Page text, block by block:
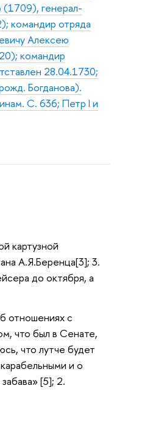
(1709), генерал-
командир отряда
Алексею
командир
28.04.1730;
Богданова).
С. 636; Петр I и
картузной
А.Я.Беренца[3]; 3.
до октября, а
отношениях с
что был в Сенате,
что лутче будет
и о
[5]; 2.